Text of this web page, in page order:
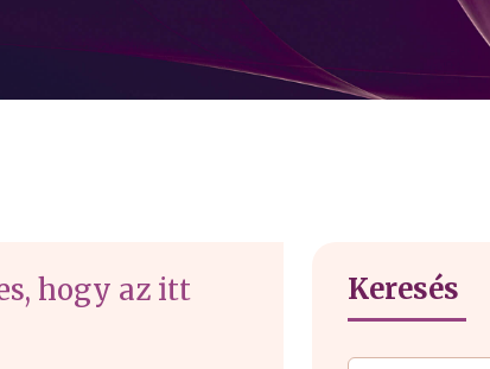
hogy az itt
Keresés